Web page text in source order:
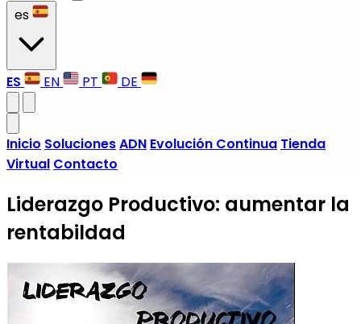
es
ES EN PT DE
Inicio SolucionesADN Evolución Continua Tienda
Virtual Contacto
Liderazgo Productivo: aumentar la
rentabildad